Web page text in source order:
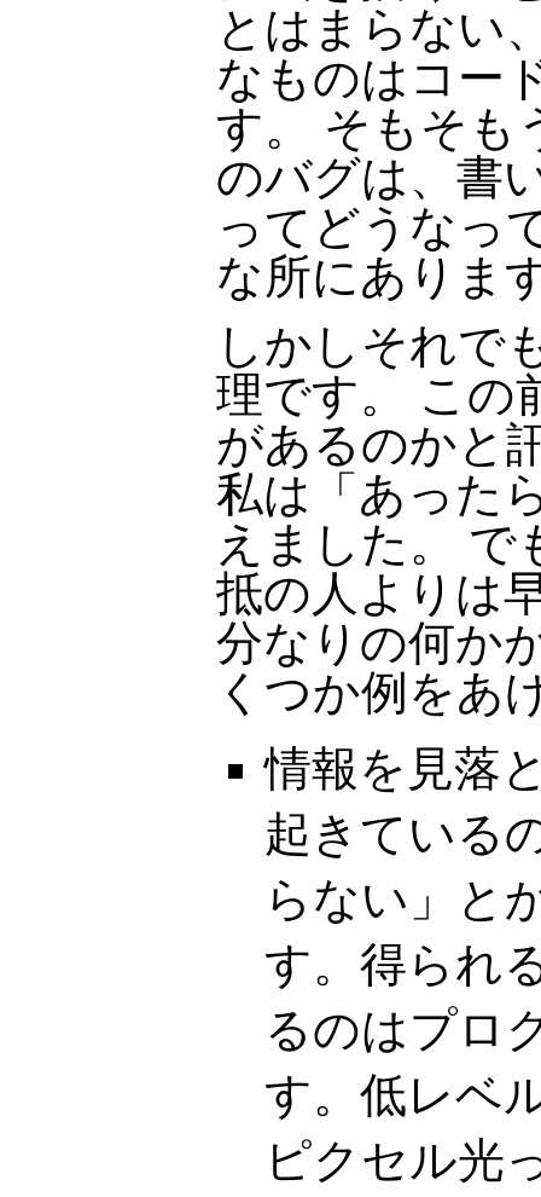
とはまらない
なものはコー
す。 そもそも
のバグは、書
ってどうなっ
な所にありま
しかしそれで
理です。 この
があるのかと
私は「あった
えました。 で
抵の人よりは
分なりの何か
くつか例をあ
情報を見落
起きている
らない」と
す。得られ
るのはプロ
す。低レベ
ピクセル光